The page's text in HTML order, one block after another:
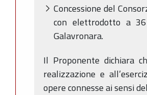
Concessione del
con elettrodotto a
Galavronara.
Il Proponente dichiara
realizzazione e
opere connesse ai sensi